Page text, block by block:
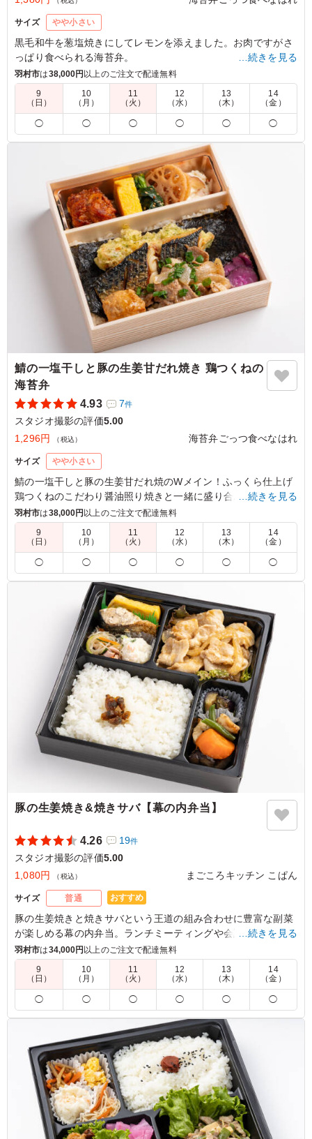
サイズ やや小さい
黒毛和牛を葱塩焼きにしてレモンを添えました。お肉ですがさ
っぱり食べられる海苔弁。
相性抜群の副菜と、厳選焼海苔と小豆島生大豆醤油が織りなす
海苔弁であなたを魅了します。
5.0 株式会社エナック
撮影当日こちらをいただきましたが、ロケ弁とは思えない
ほど美味しかったです！！黒毛和牛は脂がしっかり乗って
いて葱塩タレとの相性もバツグンでした。ご飯が進む味付
けです。ただでさえメインがこんなに美味しいのに他のお
かずも豊富なのでご飯が足りません！！(笑) とても美味し
かったのでまた注文したいと思います！！
ご利用シーン： ロケ・撮影›スタジオ撮影
東京都豊島区高田2025/05/30
…続きを見る
羽村市は38,000円以上のご注文で配達無料
9
（日）
10
（月）
11
（火）
12
（水）
13
（木）
14
（金）
◯ ◯ ◯ ◯ ◯ ◯
鯖の一塩干しと豚の生姜甘だれ焼き 鶏つくねの
海苔弁
4.93
7件
スタジオ撮影の評価5.00
1,296円
（税込） 海苔弁ごっつ食べなはれ
サイズ やや小さい
鯖の一塩干しと豚の生姜甘だれ焼のWメイン！ふっくら仕上げ
鶏つくねのこだわり醤油照り焼きと一緒に盛り合わせました。
相性抜群の副菜と、厳選焼海苔と小豆島生大豆醤油が織りなす
海苔弁であなたを魅了します。
5.0 オフィスカラーズ株式会社
のり弁はどの現場でも安全なのでこちらのお弁当にして正
解でした。特にスタッフから評価された点は、魚と生姜焼
きが一緒にあるお弁当は珍しいとスタッフも喜んでおりま
した。残ったお弁当を持ち帰ったスタッフがいたほどでし
ご利用シーン：ロケ・撮影›スタジオ撮影
東京都世田谷区松原 2026/04/22
…続きを見る
羽村市は38,000円 以上のご注文で配達無料
9
（日）
10
（月）
11
（火）
12
（水）
13
（木）
14
（金）
◯ ◯ ◯ ◯ ◯ ◯
豚の生姜焼き&焼きサバ【幕の内弁当】
4.26 19件
スタジオ撮影の評価5.00
1,080円
（税込） まごころキッチン こぱん
サイズ 普通 おすすめ
豚の生姜焼きと焼きサバという王道の組み合わせに豊富な副菜
が楽しめる幕の内弁当。ランチミーティングや会議などの食事
にぴったりです。
5.0 株式会社キャブスリー
豚の生姜焼きの味付けがおいしく、ごはんがたりないくら
いでした、たまごやきがはいっているのも箸休めになり、
とてもよかったと思います むずかしいとはおもいます
が、生野菜がもう少し多いと完璧です。
ご利用シーン：ロケ・撮影›スタジオ撮影
東京都三鷹市大沢2025/08/08
…続きを見る
羽村市は34,000円以上のご注文で配達無料
9
（日）
10
（月）
11
（火）
12
（水）
13
（木）
14
（金）
◯ ◯ ◯ ◯ ◯ ◯